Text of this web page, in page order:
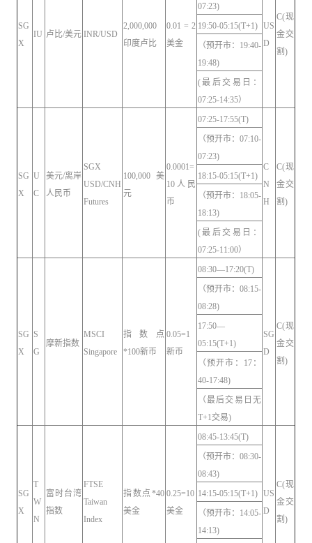
SG
X
IU 卢比/美元 INR/USD
2,000,000
印度卢比
0.01 = 2
美金
US
D
C(现
金交
割)
07:23)
19:50-05:15(T+1)
（预开市：19:40-
19:48)
(最后交易日：
07:25-14:35）
SG
X
U
C
美元/离岸
人民币
SGX
USD/CNH
Futures
100,000 美
元
0.0001=
10人民
币
07:25-17:55(T)
C
N
H
C(现
金交
割)
（预开市：07:10-
07:23)
18:15-05:15(T+1)
（预开市：18:05-
18:13)
(最后交易日：
07:25-11:00）
SG
X
S
G
摩新指数
MSCI
Singapore
指数点
*100新币
0.05=1
新币
08:30—17:20(T)
SG
D
C(现
金交
割)
（预开市：08:15-
08:28)
17:50—
05:15(T+1)
（预开市：17：
40-17:48)
（最后交易日无
T+1交易)
SG
X
T
W
N
富时台湾
指数
FTSE
Taiwan
Index
指数点*40
美金
0.25=10
美金
08:45-13:45(T)
US
D
C(现
金交
割)
（预开市：08:30-
08:43)
14:15-05:15(T+1)
（预开市：14:05-
14:13)